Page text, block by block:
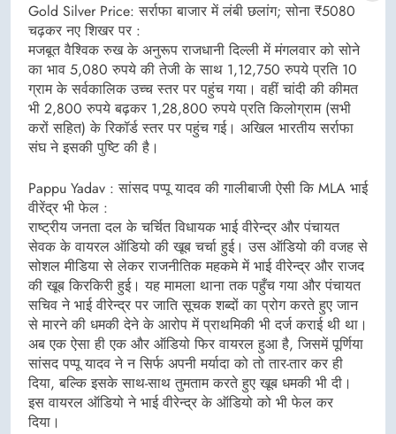
Gold Silver Price: सर्राफा बाजार में लंबी छलांग; सोना ₹5080
चढ़कर नए शिखर पर :
मजबूत वैश्विक रुख के अनुरूप राजधानी दिल्ली में मंगलवार को सोने
का भाव 5,080 रुपये की तेजी के साथ 1,12,750 रुपये प्रति 10
ग्राम के सर्वकालिक उच्च स्तर पर पहुंच गया। वहीं चांदी की कीमत
भी 2,800 रुपये बढ़कर 1,28,800 रुपये प्रति किलोग्राम (सभी
करों सहित) के रिकॉर्ड स्तर पर पहुंच गई। अखिल भारतीय सर्राफा
संघ ने इसकी पुष्टि की है।
Pappu Yadav : सांसद पप्पू यादव की गालीबाजी ऐसी कि MLA भाई
वीरेंद्र भी फेल :
राष्ट्रीय जनता दल के चर्चित विधायक भाई वीरेन्द्र और पंचायत
सेवक के वायरल ऑडियो की खूब चर्चा हुई। उस ऑडियो की वजह से
सोशल मीडिया से लेकर राजनीतिक महकमे में भाई वीरेन्द्र और राजद
की खूब किरकिरी हुई। यह मामला थाना तक पहुँच गया और पंचायत
सचिव ने भाई वीरेन्द्र पर जाति सूचक शब्दों का प्रोग करते हुए जान
से मारने की धमकी देने के आरोप में प्राथमिकी भी दर्ज कराई थी था।
अब एक ऐसा ही एक और ऑडियो फिर वायरल हुआ है, जिसमें पूर्णिया
सांसद पप्पू यादव ने न सिर्फ अपनी मर्यादा को तो तार-तार कर ही
दिया, बल्कि इसके साथ-साथ तुमताम करते हुए खूब धमकी भी दी।
इस वायरल ऑडियो ने भाई वीरेन्द्र के ऑडियो को भी फेल कर
दिया।